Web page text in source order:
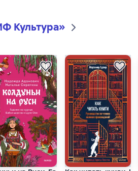
Культура»